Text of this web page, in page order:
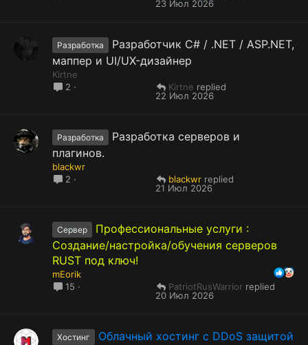
23 Июл 2026
Разработка
Разработчик C# / .NET / ASP.NET,
маппер и UI/UX-дизайнер
Kirtne
2
22 Июл 2026
Kirtne
Разработка
Разработка серверов и
плагинов.
blackwr
2
21 Июл 2026
blackwr
Сервер
Профессиональные услуги :
Создание/настройка/обучения серверов
RUST под ключ!
mEorik
15
20 Июл 2026
PatriotRusWarrior
Хостинг Облачный хостинг с DDoS защитой